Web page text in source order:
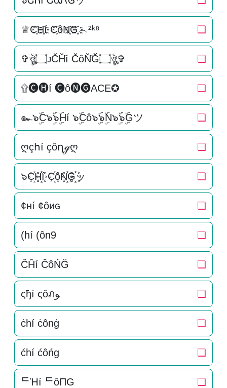
♕C҈H҈҈í C҈ôN҈҈G҈҈︵²ᵏ⁸ ❏
✞ঔৣ۝ᴊC̆H̆̆í C̆ôN̆̆Ğ̆۝ঔৣ✞ ❏
۩🅒🅗í 🅒ô🅝🅖ACE✪ ❏
๛๖ۣۜC๖ۣۜ๖ۣۜHí ๖ۣۜCô๖ۣۜ๖ۣۜN๖ۣۜ๖ۣۜGツ ❏
ღçհí çôղℊღ ❏
๖C꙰H꙰꙰í C꙰ôN꙰꙰G꙰꙰ッ ❏
¢нí ¢ôиɢ ❏
(hí (ôn9 ❏
ČĤí ČôŃĞ ❏
ςђí ςôภﻮ ❏
ċhí ċônġ ❏
ćhí ćôńg ❏
ᄃΉí ᄃôПG ❏